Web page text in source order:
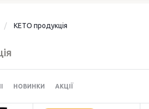
КЕТО продукція
НОВИНКИ АКЦІЇ